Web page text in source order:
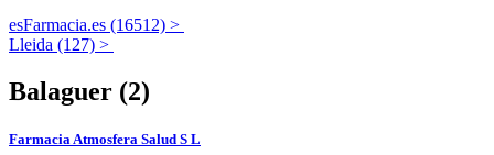
esFarmacia.es (16512) >
Lleida (127) >
Balaguer (2)
Farmacia Atmosfera Salud S L